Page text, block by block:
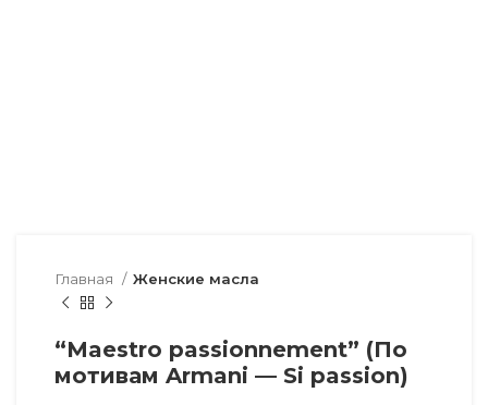
Главная Женские масла
“Maestro passionnement” (По
мотивам Armani — Si passion)